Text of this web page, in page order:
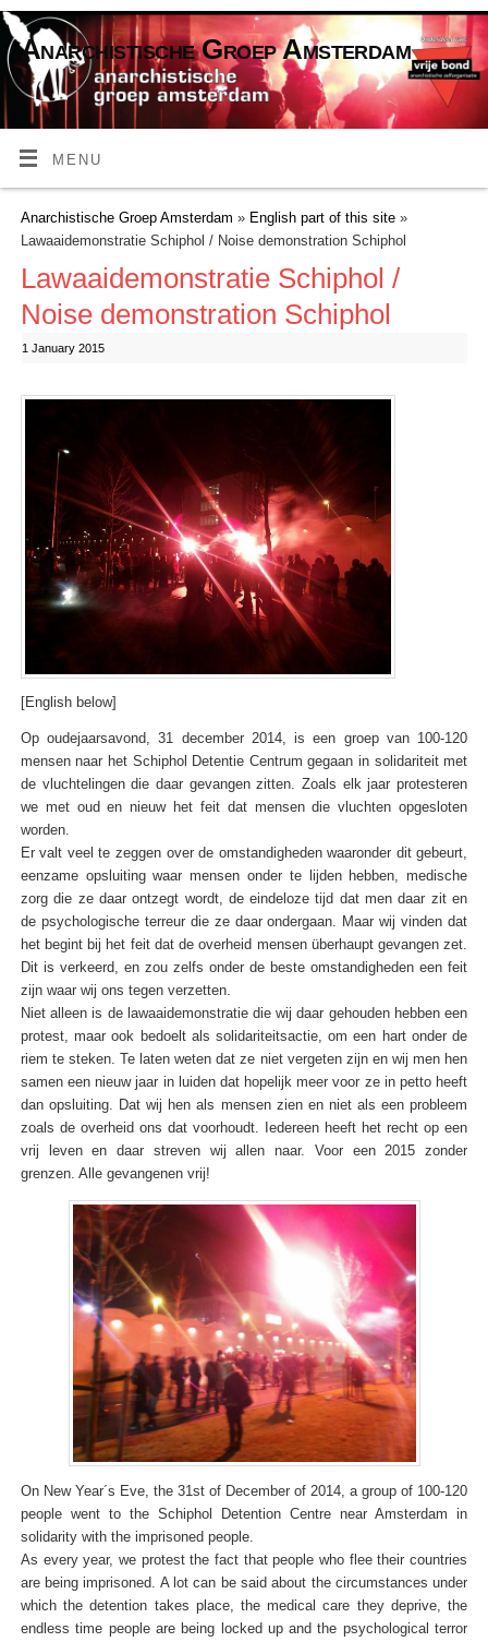
Anarchistische Groep Amsterdam
MENU
Anarchistische Groep Amsterdam » English part of this site»
Lawaaidemonstratie Schiphol / Noise demonstration Schiphol
Lawaaidemonstratie Schiphol /
Noise demonstration Schiphol
1 January 2015
[English below]
Op oudejaarsavond, 31 december 2014, is een groep van 100-120
mensen naar het Schiphol Detentie Centrum gegaan in solidariteit met
de vluchtelingen die daar gevangen zitten. Zoals elk jaar protesteren
we met oud en nieuw het feit dat mensen die vluchten opgesloten
worden.
Er valt veel te zeggen over de omstandigheden waaronder dit gebeurt,
eenzame opsluiting waar mensen onder te lijden hebben, medische
zorg die ze daar ontzegt wordt, de eindeloze tijd dat men daar zit en
de psychologische terreur die ze daar ondergaan. Maar wij vinden dat
het begint bij het feit dat de overheid mensen überhaupt gevangen zet.
Dit is verkeerd, en zou zelfs onder de beste omstandigheden een feit
zijn waar wij ons tegen verzetten.
Niet alleen is de lawaaidemonstratie die wij daar gehouden hebben een
protest, maar ook bedoelt als solidariteitsactie, om een hart onder de
riem te steken. Te laten weten dat ze niet vergeten zijn en wij men hen
samen een nieuw jaar in luiden dat hopelijk meer voor ze in petto heeft
dan opsluiting. Dat wij hen als mensen zien en niet als een probleem
zoals de overheid ons dat voorhoudt. Iedereen heeft het recht op een
vrij leven en daar streven wij allen naar. Voor een 2015 zonder
grenzen. Alle gevangenen vrij!
On New Year´s Eve, the 31st of December of 2014, a group of 100-120
people went to the Schiphol Detention Centre near Amsterdam in
solidarity with the imprisoned people.
As every year, we protest the fact that people who flee their countries
are being imprisoned. A lot can be said about the circumstances under
which the detention takes place, the medical care they deprive, the
endless time people are being locked up and the psychological terror